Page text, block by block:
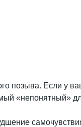
позыва. Если у
«непонятный»